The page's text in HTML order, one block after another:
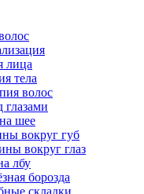
лица
тела
волос
глазами
шее
вокруг губ
вокруг глаз
лбу
борозда
складки